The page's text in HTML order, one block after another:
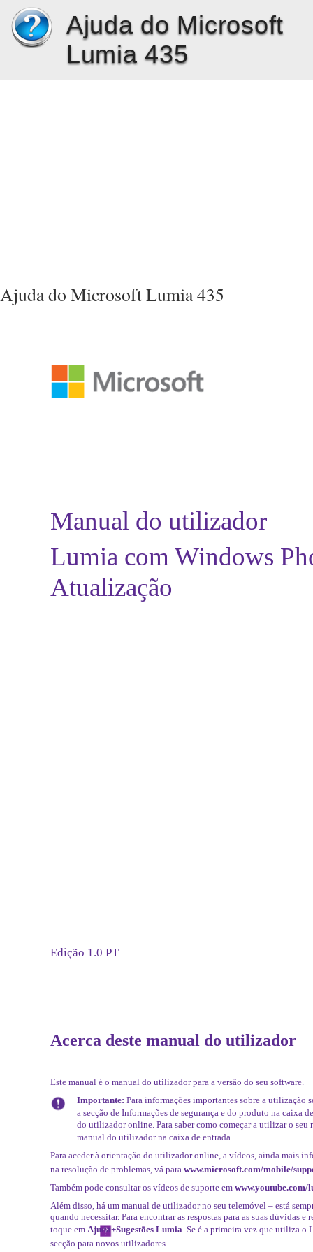
Ajuda do Microsoft
Lumia 435
Ajuda do Microsoft Lumia 435
Manual do utilizador
Lumia com Windows
Atualização
Edição 1.0 PT
Acerca deste manual do utilizador
Este manual é o manual do utilizador para a versão do seu software.
Importante: Para informações importantes sobre a utilização
a secção de Informações de segurança e do produto na caixa
do utilizador online. Para saber como começar a utilizar o
manual do utilizador na caixa de entrada.
Para aceder à orientação do utilizador online, a vídeos, ainda mais
na resolução de problemas, vá para www.microsoft.com/mobile/
Também pode consultar os vídeos de suporte em www.youtube.com/
Além disso, há um manual de utilizador no seu telemóvel – está
quando necessitar. Para encontrar as respostas para as suas dúvidas e
toque em Ajuda+Sugestões Lumia. Se é a primeira vez que utiliza o
secção para novos utilizadores.